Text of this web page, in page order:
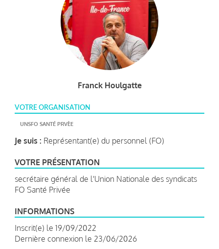
Franck Houlgatte
VOTRE ORGANISATION
UNSFO SANTÉ PRVÈE
Je suis : Représentant(e) du personnel (FO)
VOTRE PRÉSENTATION
secrétaire général de l'Union Nationale des syndicats
FO Santé Privée
INFORMATIONS
Inscrit(e) le 19/09/2022
Dernière connexion le 23/06/2026